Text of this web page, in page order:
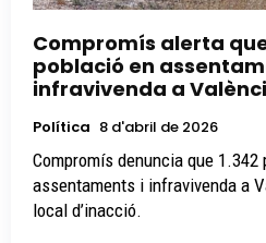
Compromís alerta
població en
infravivenda a
Política 8 d'abril de 2026
Compromís denuncia que 1.342
assentaments i infravivenda a
local d’inacció.